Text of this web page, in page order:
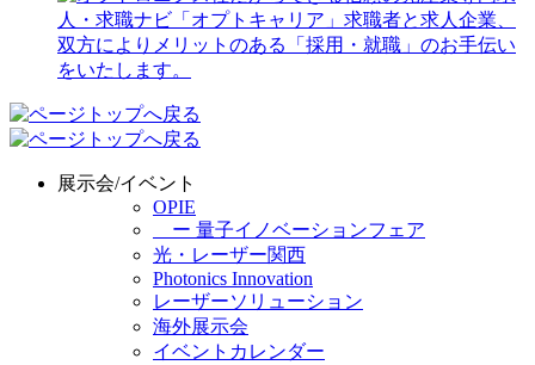
展示会/イベント
OPIE
ー 量子イノベーションフェア
光・レーザー関西
Photonics Innovation
レーザーソリューション
海外展示会
イベントカレンダー